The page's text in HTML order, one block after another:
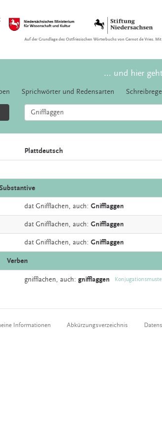
Auf der Grundlage des Ostfriesischen Wörterbuchs von Gernot de Vries.
... und hier
Sprichwörter und Redensarten
Plattdeutsch
dat Gnifflachen, auch: Gnifflaggen
dat Gnifflachen, auch: Gnifflaggen
dat Gnifflachen, auch: Gnifflaggen
Verben
gnifflachen, auch: gnifflaggen
Informationen Abkürzungsverzeichnis